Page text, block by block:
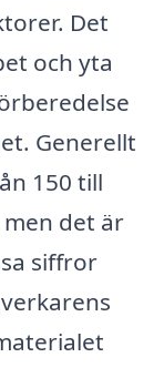
Det
och yta
Generellt
150 till
det är
siffror